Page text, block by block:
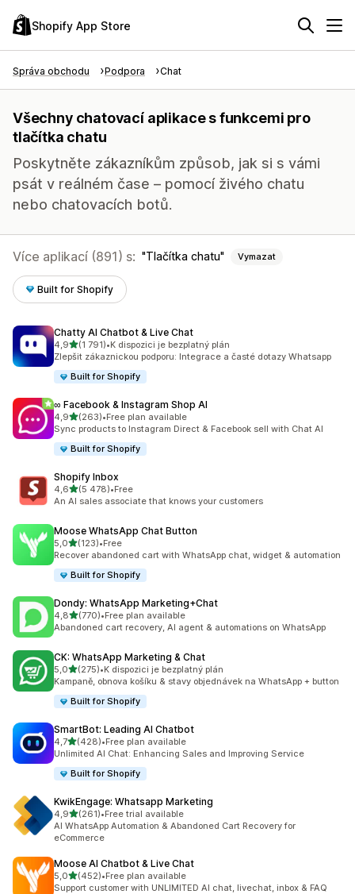
Shopify App Store
Správa obchodu Podpora Chat
Všechny chatovací aplikace s funkcemi pro
tlačítka chatu
Poskytněte zákazníkům způsob, jak si s vámi
psát v reálném čase – pomocí živého chatu
nebo chatovacích botů.
Více aplikací (891) s: Tlačítka chatu Vymazat
Built for Shopify
Chatty AI Chatbot & Live Chat
4,9z 5 hvězd
(1 791)
Celkový počet recenzí: 1791
•K dispozici je bezplatný plán
Zlepšit zákaznickou podporu: Integrace a časté dotazy Whatsapp
Built for Shopify
∞ Facebook & Instagram Shop AI
4,9z 5 hvězd
(263)
Celkový počet recenzí: 263
•Free plan available
Sync products to Instagram Direct & Facebook sell with Chat AI
Built for Shopify
Shopify Inbox
4,6z 5 hvězd
(5 478)
Celkový počet recenzí: 5478
•Free
An AI sales associate that knows your customers
Moose WhatsApp Chat Button
5,0z 5 hvězd
(123)
Celkový počet recenzí: 123
•Free
Recover abandoned cart with WhatsApp chat, widget & automation
Built for Shopify
Dondy: WhatsApp Marketing+Chat
4,8z 5 hvězd
(770)
Celkový počet recenzí: 770
•Free plan available
Abandoned cart recovery, AI agent & automations on WhatsApp
CK: WhatsApp Marketing & Chat
5,0z 5 hvězd
(275)
Celkový počet recenzí: 275
•K dispozici je bezplatný plán
Kampaně, obnova košíku & stavy objednávek na WhatsApp + button
Built for Shopify
SmartBot: Leading AI Chatbot
4,7z 5 hvězd
(428)
Celkový počet recenzí: 428
•Free plan available
Unlimited AI Chat: Enhancing Sales and Improving Service
Built for Shopify
KwikEngage: Whatsapp Marketing
4,9z 5 hvězd
(261)
Celkový počet recenzí: 261
•Free trial available
AI WhatsApp Automation & Abandoned Cart Recovery for
eCommerce
Moose AI Chatbot & Live Chat
5,0z 5 hvězd
(452)
Celkový počet recenzí: 452
•Free plan available
Support customer with UNLIMITED AI chat, livechat, inbox & FAQ